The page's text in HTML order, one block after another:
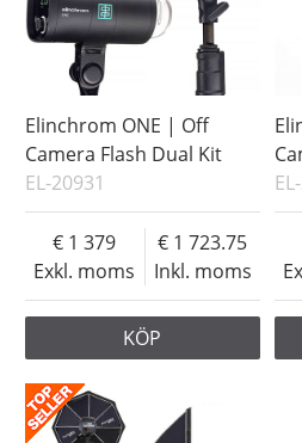
Elinchrom ONE | Off
Camera Flash Dual Kit
EL-20931
Exkl. moms
1 379
Inkl. moms
1 723.75
KÖP